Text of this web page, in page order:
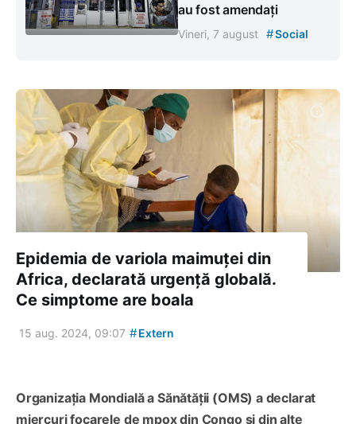
au fost amendați
Vineri, 7 august #Social
Epidemia de variola maimuței din
Africa, declarată urgență globală.
Ce simptome are boala
15 aug. 2024, 09:07 #Extern
Organizația Mondială a Sănătății (OMS) a declarat
miercuri focarele de mpox din Congo și din alte